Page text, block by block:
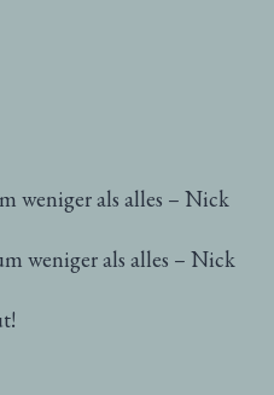
weniger als alles – Nick
weniger als alles – Nick